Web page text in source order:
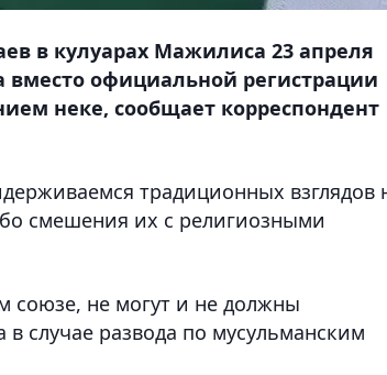
в кулуарах Мажилиса 23 апреля
вместо официальной регистрации
неке, сообщает корреспондент
традиционных взглядов
смешения их с религиозными
союзе, не могут и не должны
в случае развода по мусульманским